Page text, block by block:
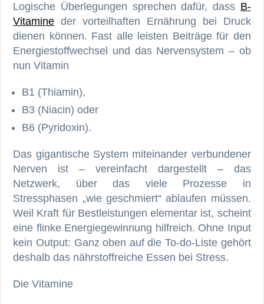
Logische Überlegungen sprechen dafür, dass B-
Vitamine der vorteilhaften Ernährung bei Druck
dienen können. Fast alle leisten Beiträge für den
Energiestoffwechsel und das Nervensystem – ob
nun Vitamin
B1 (Thiamin),
B3 (Niacin) oder
B6 (Pyridoxin).
Das gigantische System miteinander verbundener
Nerven ist – vereinfacht dargestellt – das
Netzwerk, über das viele Prozesse in
Stressphasen „wie geschmiert“ ablaufen müssen.
Weil Kraft für Bestleistungen elementar ist, scheint
eine flinke Energiegewinnung hilfreich. Ohne Input
kein Output: Ganz oben auf die To-do-Liste gehört
deshalb das nährstoffreiche Essen bei Stress.
Die Vitamine